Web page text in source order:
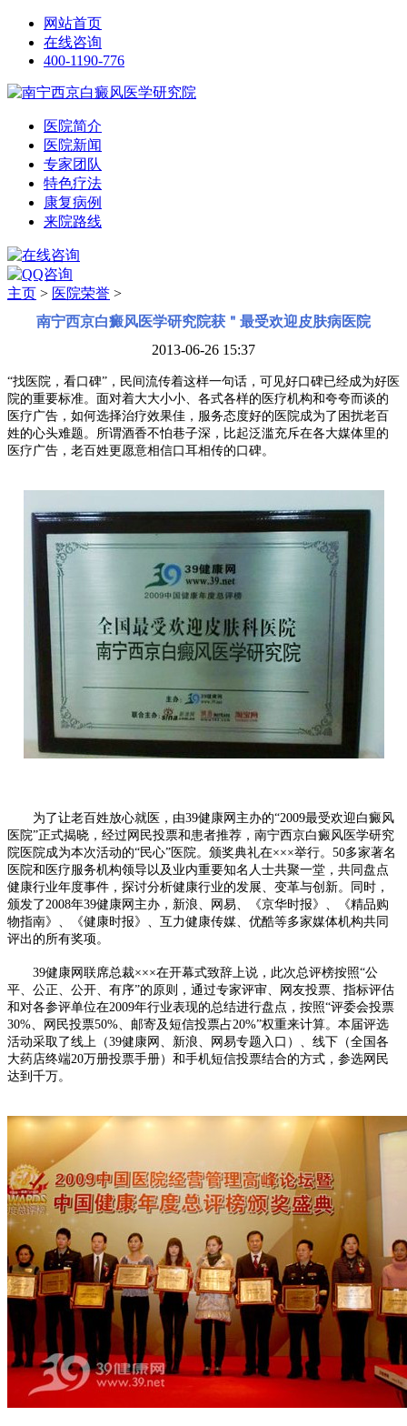
网站首页
在线咨询
400-1190-776
医院简介
医院新闻
专家团队
特色疗法
康复病例
来院路线
主页 > 医院荣誉 >
南宁西京白癜风医学研究院获＂最受欢迎皮肤病医院
2013-06-26 15:37
“找医院，看口碑”，民间流传着这样一句话，可见好口碑已经成为好医
院的重要标准。面对着大大小小、各式各样的医疗机构和夸夸而谈的
医疗广告，如何选择治疗效果佳，服务态度好的医院成为了困扰老百
姓的心头难题。所谓酒香不怕巷子深，比起泛滥充斥在各大媒体里的
医疗广告，老百姓更愿意相信口耳相传的口碑。
为了让老百姓放心就医，由39健康网主办的“2009最受欢迎白癜风
医院”正式揭晓，经过网民投票和患者推荐，南宁西京白癜风医学研究
院医院成为本次活动的“民心”医院。颁奖典礼在×××举行。50多家著名
医院和医疗服务机构领导以及业内重要知名人士共聚一堂，共同盘点
健康行业年度事件，探讨分析健康行业的发展、变革与创新。同时，
颁发了2008年39健康网主办，新浪、网易、《京华时报》、《精品购
物指南》、《健康时报》、互力健康传媒、优酷等多家媒体机构共同
评出的所有奖项。
39健康网联席总裁×××在开幕式致辞上说，此次总评榜按照“公
平、公正、公开、有序”的原则，通过专家评审、网友投票、指标评估
和对各参评单位在2009年行业表现的总结进行盘点，按照“评委会投票
30%、网民投票50%、邮寄及短信投票占20%”权重来计算。本届评选
活动采取了线上（39健康网、新浪、网易专题入口）、线下（全国各
大药店终端20万册投票手册）和手机短信投票结合的方式，参选网民
达到千万。